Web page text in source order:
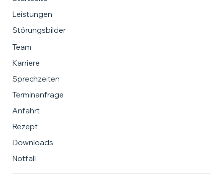
Terminanfrage
Anfahrt
Rezept
Downloads
Notfall
Störungsbilder
Leistungen
Team
Karriere
Sprechzeiten